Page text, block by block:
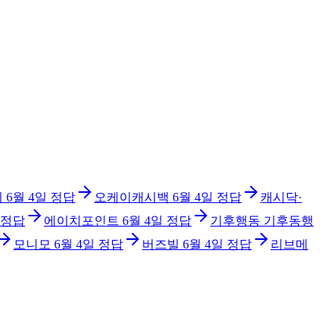
6월 4일 정답 오케이캐시백 6월 4일 정답
캐시닥·
정답 에이치포인트 6월 4일 정답
기후행동 기후동행
모니모 6월 4일 정답 버즈빌 6월 4일 정답
리브메